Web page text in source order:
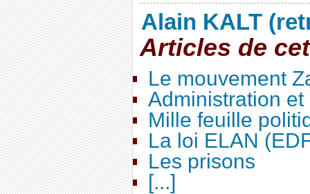
Alain KALT
Articles de
Le mouvement
Administration
Mille feuille
La loi ELAN
Les prisons
[...]